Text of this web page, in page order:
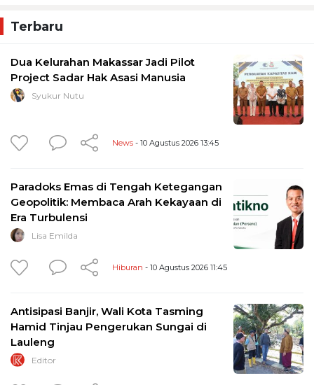
Terbaru
Dua Kelurahan Makassar Jadi Pilot
Project Sadar Hak Asasi Manusia
Syukur Nutu
News - 10 Agustus 2026 13:45
Paradoks Emas di Tengah Ketegangan
Geopolitik: Membaca Arah Kekayaan di
Era Turbulensi
Lisa Emilda
Hiburan - 10 Agustus 2026 11:45
Antisipasi Banjir, Wali Kota Tasming
Hamid Tinjau Pengerukan Sungai di
Lauleng
Editor